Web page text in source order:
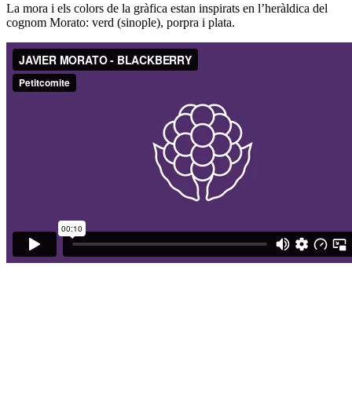
La mora i els colors de la gràfica estan inspirats en l’heràldica del
cognom Morato: verd (sinople), porpra i plata.